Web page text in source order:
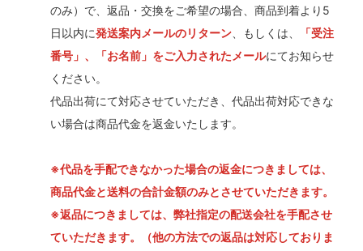
のみ）で、返品・交換をご希望の場合、商品到着より5
日以内に発送案内メールのリターン 、もしくは、
「受注
番号」、「お名前」をご入力されたメールにてお知らせ
ください。
代品出荷にて対応させていただき、代品出荷対応できな
い場合は商品代金を返金いたします。
※代品を手配できなかった場合の返金につきましては、
商品代金と送料の合計金額のみとさせていただきます。
※返品につきましては、弊社指定の配送会社を手配させ
ていただきます。（他の方法での返品は対応しておりま